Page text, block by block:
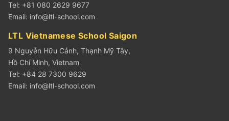
Tel: +81 080 2629 9677
Email: info@ltl-school.com
LTL Vietnamese School Saigon
9 Nguyễn Hữu Cảnh, Thạnh Mỹ Tây,
Hồ Chí Minh, Vietnam
Tel: +84 28 7300 9629
Email: info@ltl-school.com